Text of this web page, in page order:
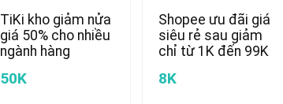
TiKi kho giảm nửa
giá 50% cho nhiều
ngành hàng
50K
Shopee ưu đãi giá
siêu rẻ sau giảm
chỉ từ 1K đến 99K
8K